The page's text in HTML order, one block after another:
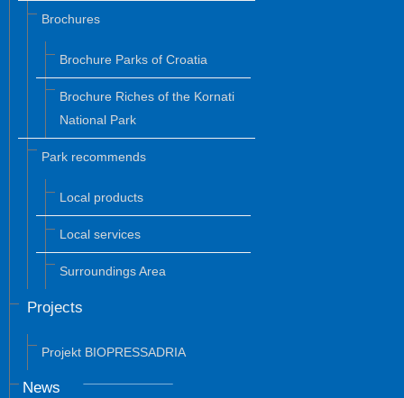
Brochures
Brochure Parks of Croatia
Brochure Riches of the Kornati
National Park
Park recommends
Local products
Local services
Surroundings Area
Projects
Projekt BIOPRESSADRIA
News